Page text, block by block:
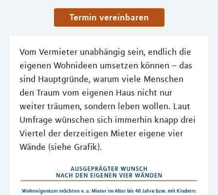
Termin vereinbaren
Vom Vermieter unabhängig sein, endlich die
eigenen Wohnideen umsetzen können – das
sind Hauptgründe, warum viele Menschen
den Traum vom eigenen Haus nicht nur
weiter träumen, sondern leben wollen. Laut
Umfrage wünschen sich immerhin knapp drei
Viertel der derzeitigen Mieter eigene vier
Wände (siehe Grafik).